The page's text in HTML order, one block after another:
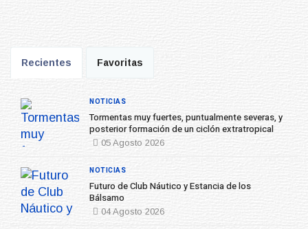
Recientes Favoritas
Tormentas muy fuertes, puntualmente severas, y
posterior formación de un ciclón extratropical
05 Agosto 2026
NOTICIAS
Futuro de Club Náutico y Estancia de los
Bálsamo
04 Agosto 2026
NOTICIAS